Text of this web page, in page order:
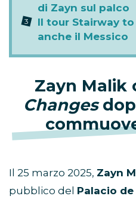
di Zayn sul palco
Il tour Stairway
anche il Messico
Zayn Malik
Changes
Il 25 marzo 2025, Zayn
pubblico del Palacio